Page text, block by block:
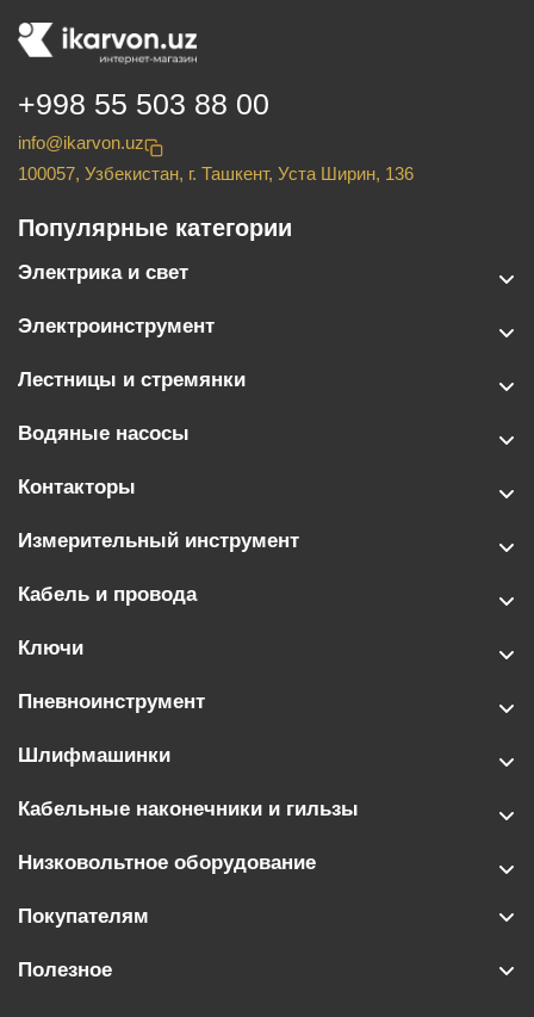
+998 55 503 88 00
info@ikarvon.uz
100057, Узбекистан, г. Ташкент, Уста Ширин, 136
Популярные категории
Электрика и свет
Электроинструмент
Лестницы и стремянки
Водяные насосы
Контакторы
Измерительный инструмент
Кабель и провода
Ключи
Пневноинструмент
Шлифмашинки
Кабельные наконечники и гильзы
Низковольтное оборудование
Покупателям
Полезное